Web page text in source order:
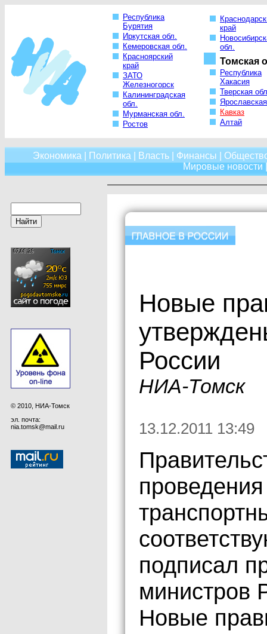
Республика
Бурятия
Иркутская обл.
Кемеровская обл.
Красноярский
край
ЗАТО
Железногорск
Калининградская
обл.
Мурманская обл.
Ростов
край
обл.
Томская
Республика
Хакасия
Тверская
Кавказ
Алтай
Экономика Политика Власть Финансы
Мировые новости
© 2010, НИА-Томск
эл. почта:
nia.tomsk@mail.ru
Новые
России
НИА-Томск
13.12.2011 13:49
подписал
министров
Новые